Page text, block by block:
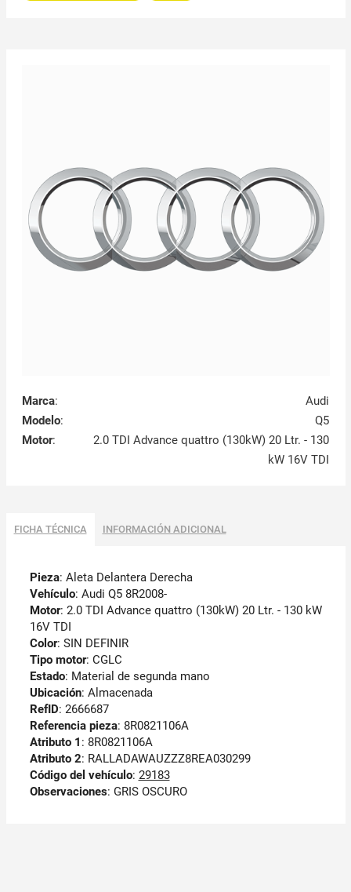
Marca:
Audi
Modelo:
Q5
Motor:
2.0 TDI Advance quattro (130kW) 20 Ltr. - 130
kW 16V TDI
FICHA TÉCNICA INFORMACIÓN ADICIONAL
Pieza: Aleta Delantera Derecha
Vehículo: Audi Q5 8R2008-
Motor: 2.0 TDI Advance quattro (130kW) 20 Ltr. - 130 kW
16V TDI
Color: SIN DEFINIR
Tipo motor: CGLC
Estado: Material de segunda mano
Ubicación: Almacenada
RefID: 2666687
Referencia pieza: 8R0821106A
Atributo 1 : 8R0821106A
Atributo 2: RALLADAWAUZZZ8REA030299
Código del vehículo: 29183
Observaciones: GRIS OSCURO